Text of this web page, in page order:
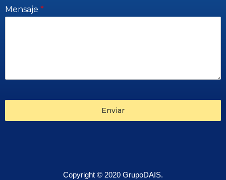
Mensaje *
Enviar
Copyright © 2020 GrupoDAIS.